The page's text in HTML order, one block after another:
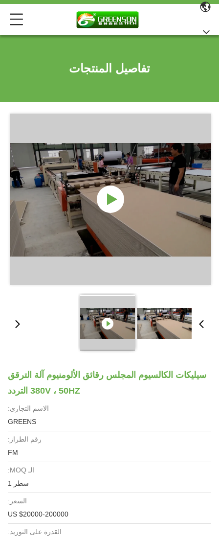
تفاصيل المنتجات
سيليكات الكالسيوم المجلس رقائق الألومنيوم آلة الترقق
380V ، 50HZ التردد
الاسم التجاري:
GREENS
رقم الطراز:
FM
الـ MOQ:
سطر 1
السعر:
US $20000-200000
القدرة على التوريد: